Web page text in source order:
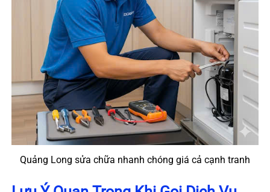
Quảng Long sửa chữa nhanh chóng giá cả cạnh tranh